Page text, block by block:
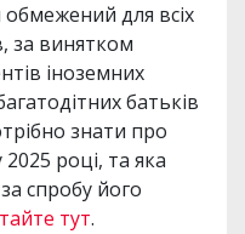
обмежений для всіх
за винятком
іноземних
батьків
знати про
році, та яка
спробу його
тут.